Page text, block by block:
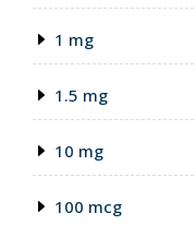
1 mg
1.5 mg
10 mg
100 mcg